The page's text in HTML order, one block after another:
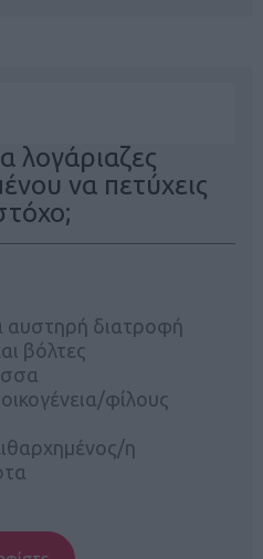
λογάριαζες
να πετύχεις
αυστηρή διατροφή
βόλτες
φίλους
η